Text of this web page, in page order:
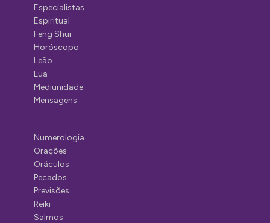
Especialistas
Espiritual
Feng Shui
Horóscopo
Leão
Lua
Mediunidade
Mensagens
Numerologia
Orações
Oráculos
Pecados
Previsões
Reiki
Salmos